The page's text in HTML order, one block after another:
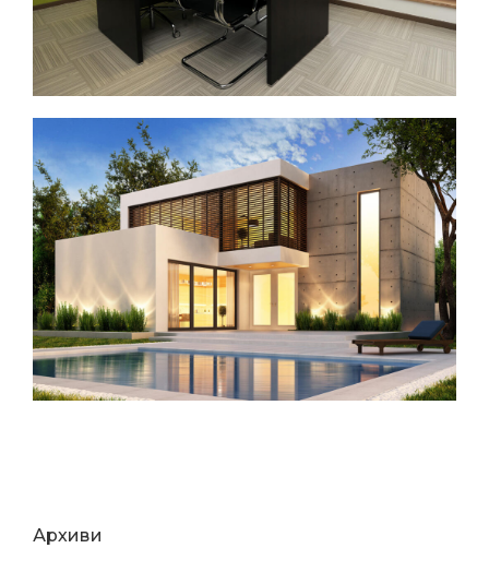
Архиви